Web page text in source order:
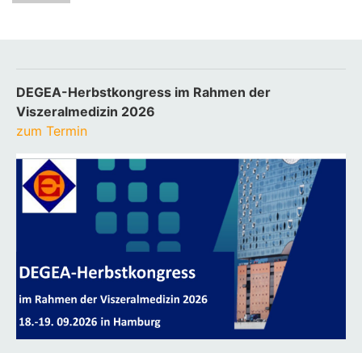
DEGEA-Herbstkongress im Rahmen der
Viszeralmedizin 2026
zum Termin